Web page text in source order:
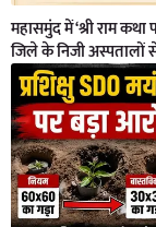
महासमुंद में ‘श्री राम
जिले के निजी अस्पतालों